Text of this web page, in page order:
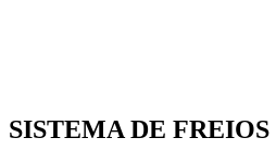
SISTEMA DE FREIOS